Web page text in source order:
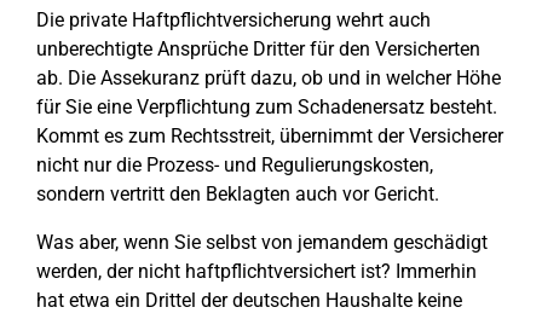
Die private Haftpflichtversicherung wehrt auch
unberechtigte Ansprüche Dritter für den Versicherten
ab. Die Assekuranz prüft dazu, ob und in welcher Höhe
für Sie eine Verpflichtung zum Schadenersatz besteht.
Kommt es zum Rechtsstreit, übernimmt der Versicherer
nicht nur die Prozess- und Regulierungskosten,
sondern vertritt den Beklagten auch vor Gericht.
Was aber, wenn Sie selbst von jemandem geschädigt
werden, der nicht haftpflichtversichert ist? Immerhin
hat etwa ein Drittel der deutschen Haushalte keine